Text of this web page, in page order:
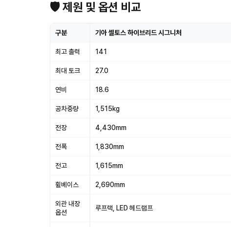
🛡 제원 및 옵션 비교
구분 기아 셀토스 하이브리드 시그니처
최고 출력 141
최대 토크 27.0
연비 18.6
공차중량 1,515kg
전장 4,430mm
전폭 1,830mm
전고 1,615mm
휠베이스 2,690mm
외관 내장
옵션
루프랙, LED 헤드램프